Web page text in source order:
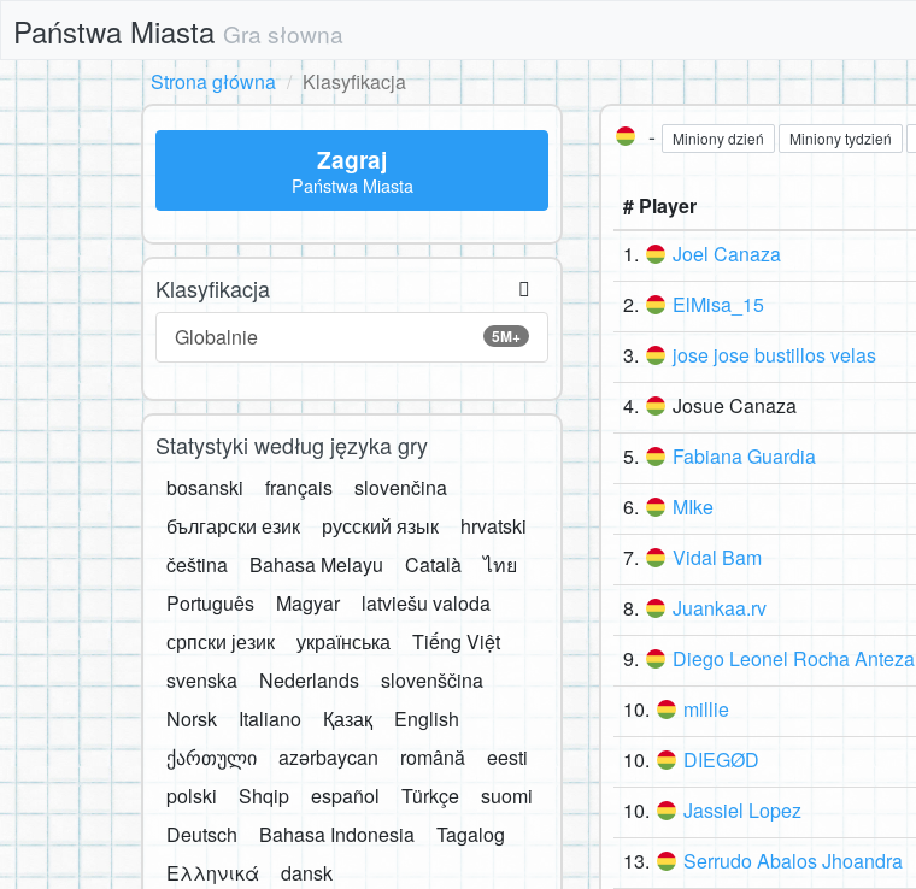
Państwa Miasta Gra słowna
Strona główna
Klasyfikacja
- Miniony dzień Miniony tydzień
# Player
1.
Joel Canaza
2. ElMisa_15
3. jose jose bustillos velas
4. Josue Canaza
5. Fabiana Guardia
6. MIke
7. Vidal Bam
8. Juankaa.rv
9. Diego Leonel Rocha Anteza
10. millie
10. DIEGØD
10. Jassiel Lopez
13. Serrudo Abalos Jhoandra
Zagraj
Państwa Miasta
Klasyfikacja
5M+
Globalnie
Statystyki według języka gry
bosanski français
slovenčina
български език
русский язык
hrvatski
čeština
Bahasa Melayu Català
ไทย
Português
Magyar
latviešu valoda
српски језик
українська
Tiếng Việt
svenska
Nederlands
slovenščina
Norsk
Italiano Қазақ
English
ქართული
azərbaycan română
eesti
polski
Shqip español Türkçe
suomi
Deutsch
Bahasa Indonesia
Tagalog
Ελληνικά
dansk